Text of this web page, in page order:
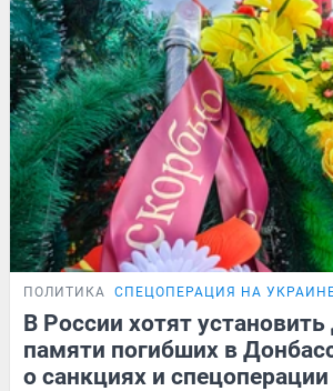
ПОЛИТИКА СПЕЦОПЕРАЦИЯ НА
В России хотят
памяти погибших в
о санкциях и